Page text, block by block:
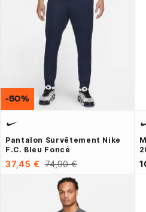
Pantalon Survêtement Nike
F.C. Bleu Foncé
37,45 € 74,90 €
-50%